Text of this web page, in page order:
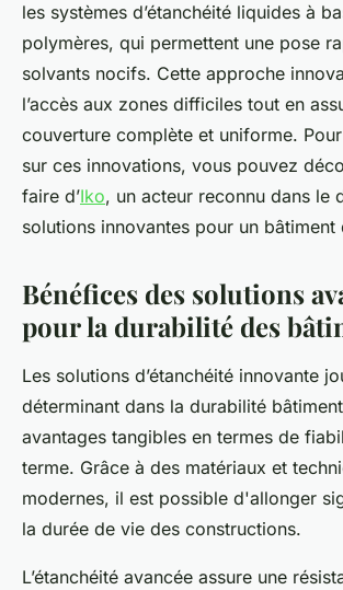
les systèmes d’étanchéité liquides à
polymères, qui permettent une pose
solvants nocifs. Cette approche
l’accès aux zones difficiles tout en
couverture complète et uniforme.
sur ces innovations, vous pouvez
faire d’Iko, un acteur reconnu dans le
solutions innovantes pour un bâtiment
Bénéfices des solutions
pour la durabilité des
Les solutions d’étanchéité innovante
déterminant dans la durabilité
avantages tangibles en termes de
terme. Grâce à des matériaux et
modernes, il est possible d'allonger
la durée de vie des constructions.
L’étanchéité avancée assure une